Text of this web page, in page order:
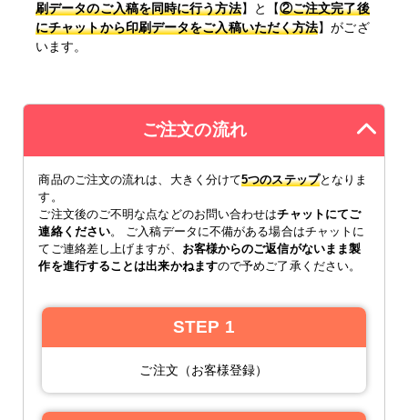
刷データのご入稿を同時に行う方法】と【②ご注文完了後
にチャットから印刷データをご入稿いただく方法】がござ
います。
ご注文の流れ
商品のご注文の流れは、大きく分けて5つのステップとなりま
す。
ご注文後のご不明な点などのお問い合わせはチャットにてご
連絡ください。 ご入稿データに不備がある場合はチャットに
てご連絡差し上げますが、 お客様からのご返信がないまま製
作を進行することは出来かねますので予めご了承ください。
STEP 1
ご注文（お客様登録）